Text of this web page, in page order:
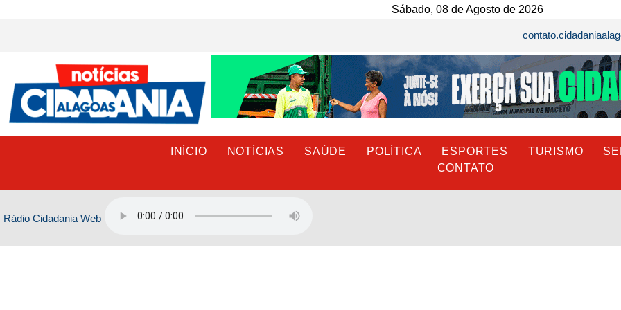
Sábado, 08 de Agosto de 2026
INÍCIO NOTÍCIAS SAÚDE POLÍTICA ESPORTES TURISMO
CONTATO
Rádio Cidadania Web